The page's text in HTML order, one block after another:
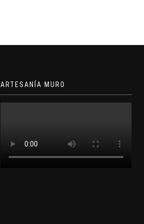
ARTESANÍA MURO